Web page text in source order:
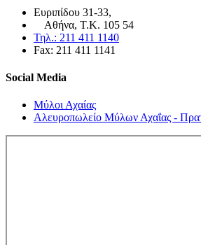
Ευριπίδου 31-33,
Αθήνα, Τ.Κ. 105 54
Τηλ.: 211 411 1140
Fax: 211 411 1141
Social Media
Μύλοι Αχαίας
Αλευροπωλείο Μύλων Αχαΐας -